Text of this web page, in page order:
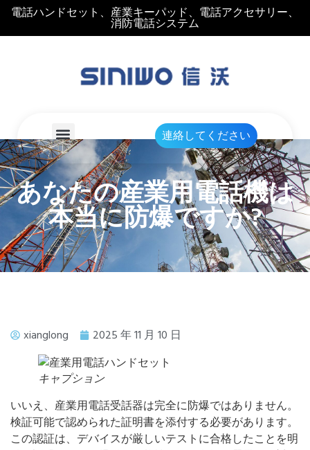
電話ハンドセット、産業キーパッド、電話アクセサリー、
消防電話システム
連絡してください
あなたの産業用電話機は
本当に防爆ですか?
xianglong 2025 年 11 月 10 日
キャプション
いいえ、産業用電話受話器は完全に防爆ではありません。
検証可能で認められた証明書を添付する必要があります。
この認証は、デバイスが厳しいテストに合格したことを明